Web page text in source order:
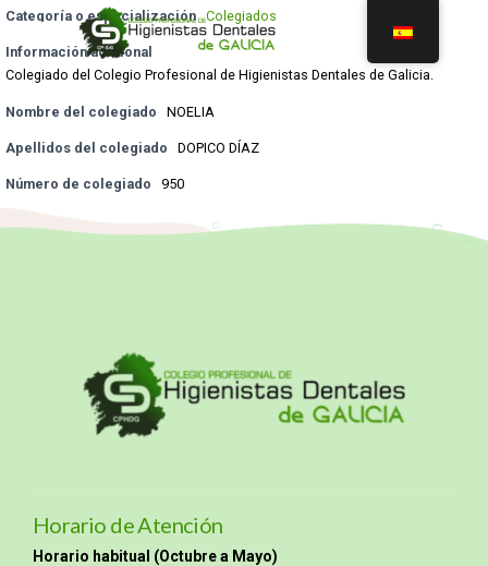
Categoría o especialización Colegiados
Información adicional
Colegiado del Colegio Profesional de Higienistas Dentales de Galicia.
Nombre del colegiado NOELIA
Apellidos del colegiado DOPICO DÍAZ
Número de colegiado 950
Horario de Atención
Horario habitual (Octubre a Mayo)